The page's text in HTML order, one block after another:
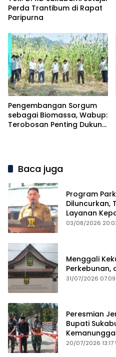
Perda Trantibum di Rapat
Paripurna
Pengembangan Sorgum
sebagai Biomassa, Wabup:
Terobosan Penting Dukung
Baca juga
Program
Diluncurkan,
Layanan
03/08/2026
Menggali
Perkebunan,
31/07/2026 07:09
Peresmian
Bupati
20/07/2026 13:17